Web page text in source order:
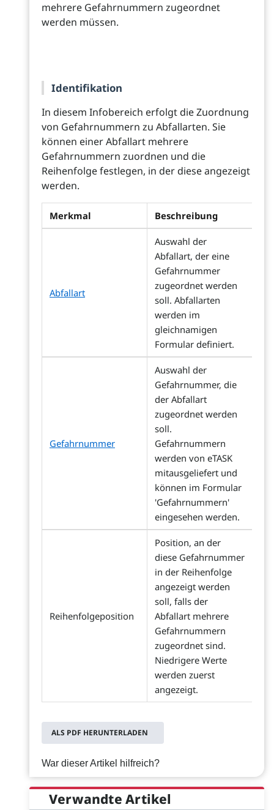
mehrere Gefahrnummern zugeordnet
werden müssen.
Identifikation
In diesem Infobereich erfolgt die Zuordnung
von Gefahrnummern zu Abfallarten. Sie
können einer Abfallart mehrere
Gefahrnummern zuordnen und die
Reihenfolge festlegen, in der diese angezeigt
werden.
Merkmal Beschreibung
Abfallart
Auswahl der
Abfallart, der eine
Gefahrnummer
zugeordnet werden
soll. Abfallarten
werden im
gleichnamigen
Formular definiert.
Gefahrnummer
Auswahl der
Gefahrnummer, die
der Abfallart
zugeordnet werden
soll.
Gefahrnummern
werden von eTASK
mitausgeliefert und
können im Formular
'Gefahrnummern'
eingesehen werden.
Reihenfolgeposition
Position, an der
diese Gefahrnummer
in der Reihenfolge
angezeigt werden
soll, falls der
Abfallart mehrere
Gefahrnummern
zugeordnet sind.
Niedrigere Werte
werden zuerst
angezeigt.
ALS PDF HERUNTERLADEN
War dieser Artikel hilfreich?
Verwandte Artikel